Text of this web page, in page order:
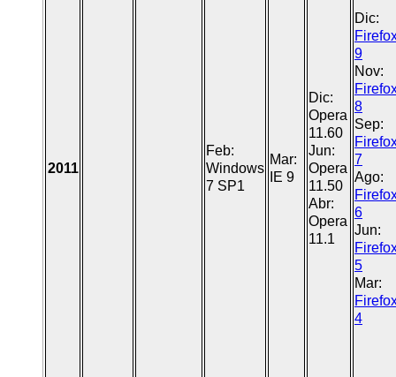
2011
Feb:
Windows
7 SP1
Mar:
IE 9
Dic:
Opera
11.60
Jun:
Opera
11.50
Abr:
Opera
11.1
Dic:
9
Nov:
8
Sep:
7
Ago:
6
Jun:
5
Mar:
4